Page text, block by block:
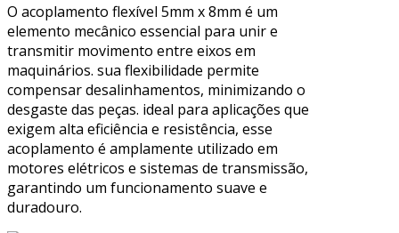
O acoplamento flexível 5mm x 8mm é um
elemento mecânico essencial para unir e
transmitir movimento entre eixos em
maquinários. sua flexibilidade permite
compensar desalinhamentos, minimizando o
desgaste das peças. ideal para aplicações que
exigem alta eficiência e resistência, esse
acoplamento é amplamente utilizado em
motores elétricos e sistemas de transmissão,
garantindo um funcionamento suave e
duradouro.